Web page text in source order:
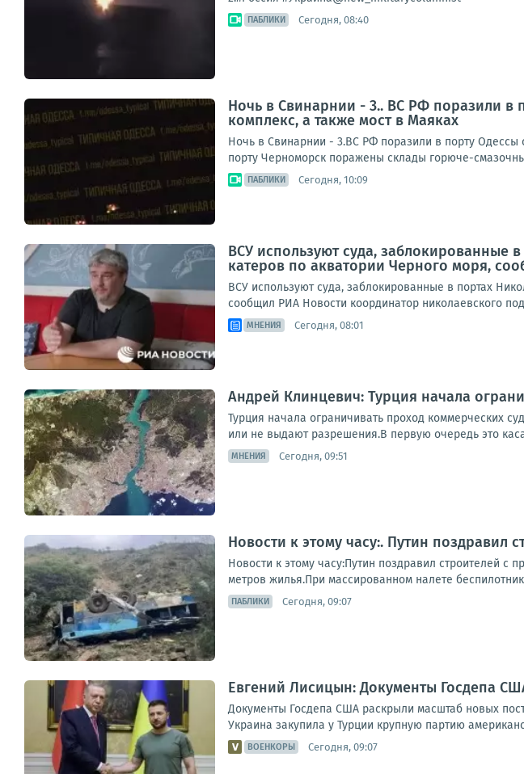
ПАБЛИКИ Сегодня, 08:40
Ночь в Свинарнии - 3.. ВС РФ поразили в
комплекс, а также мост в Маяках
Ночь в Свинарнии - 3.ВС РФ поразили в порту
порту Черноморск поражены склады горюче-
ПАБЛИКИ Сегодня, 10:09
ВСУ используют суда, заблокированные
катеров по акватории Черного моря,
ВСУ используют суда, заблокированные в портах
сообщил РИА Новости координатор николаевского
МНЕНИЯ Сегодня, 08:01
Андрей Клинцевич: Турция начала
Турция начала ограничивать проход коммерческих
или не выдают разрешения.В первую очередь это
МНЕНИЯ Сегодня, 09:51
Новости к этому часу:. Путин
Новости к этому часу:Путин поздравил строителей с
метров жилья.При массированном налете
ПАБЛИКИ Сегодня, 09:07
Евгений Лисицын: Документы Госдепа
Документы Госдепа США раскрыли масштаб новых
Украина закупила у Турции крупную партию
ВОЕНКОРЫ Сегодня, 09:07